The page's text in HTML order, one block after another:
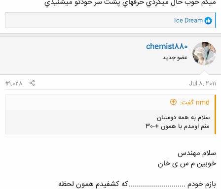
و
ا
ک
ن
ش
ه
ا
Ice Dream
chemist880
عضو جدید
Jul 8, 2011
#1,028
nmd گفت:
سلام به همه دوستان
منم اومدم با همون +-30
کلیک کنید تا باز شود...
سلام مهندس
خوبین م س ی خان
بازم خودم .............................که کشفیدم همون لحظه